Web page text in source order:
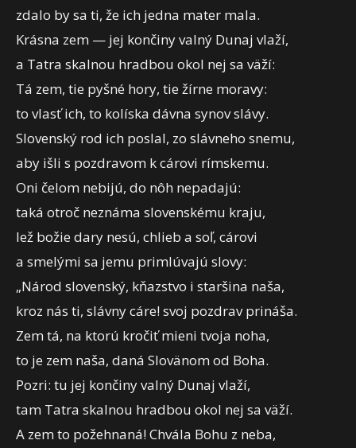
zdalo by sa ti, že ich jedna mater mala.
Krásna zem — jej končiny valný Dunaj vlaží,
a Tatra skalnou hradbou okol nej sa väží:
Tá zem, tie pyšné hory, tie žírne moravy:
to vlasť ich, to kolíska dávna synov slávy.
Slovenský rod ich poslal, zo slávneho snemu,
aby išli s pozdravom k cárovi rímskemu.
Oni čelom nebijú, do nôh nepadajú:
taká otroč neznáma slovenskému kraju,
lež božie dary nesú, chlieb a soľ, cárovi
a smelými sa jemu primlúvajú slovy:
„Národ slovenský, kňazstvo i staršina naša,
kroz nás ti, slávny cáre! svoj pozdrav prináša.
Zem tá, na ktorú kročiť mieni tvoja noha,
to je zem naša, daná Slovänom od Boha.
Pozri: tu jej končiny valný Dunaj vlaží,
tam Tatra skalnou hradbou okol nej sa väží.
A zem to požehnaná! Chvála Bohu z neba,